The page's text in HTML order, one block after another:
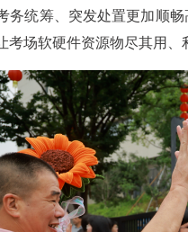
务统筹、突发处置更加顺
场软硬件资源物尽其用、